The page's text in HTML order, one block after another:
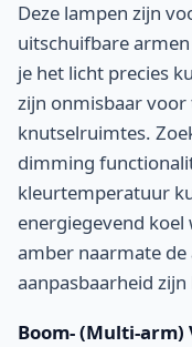
Deze lampen zijn
uitschuifbare
je het licht precies
zijn onmisbaar
knutselruimtes.
dimming
kleurtemperatuur
energiegevend
amber naarmate
aanpasbaarheid
Boom- (Multi-arm)